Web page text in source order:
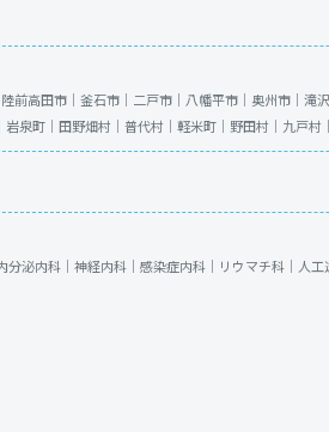
陸前高田市｜ 釜石市｜ 二戸市｜ 八幡平市｜ 奥州市｜ 滝沢
岩泉町｜ 田野畑村｜ 普代村｜ 軽米町｜ 野田村｜ 九戸村｜
分泌内科｜ 神経内科｜ 感染症内科｜ リウマチ科｜ 人工